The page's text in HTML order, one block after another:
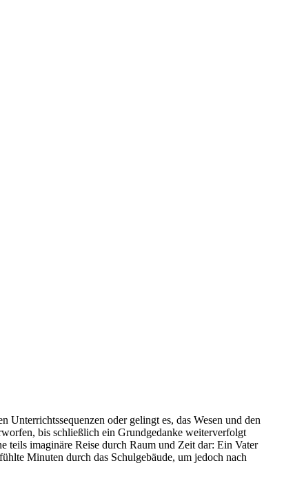
oder gelingt es, das Wesen und den
bis schließlich ein Grundgedanke weiterverfolgt
teils imaginäre Reise durch Raum und Zeit dar: Ein Vater
Minuten durch das Schulgebäude, um jedoch nach